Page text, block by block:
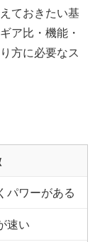
ておきたい基
ア比・機能・
方に必要なス
パワーがある
速い